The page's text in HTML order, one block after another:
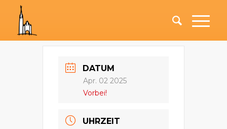
DATUM
Apr. 02 2025
Vorbei!
UHRZEIT